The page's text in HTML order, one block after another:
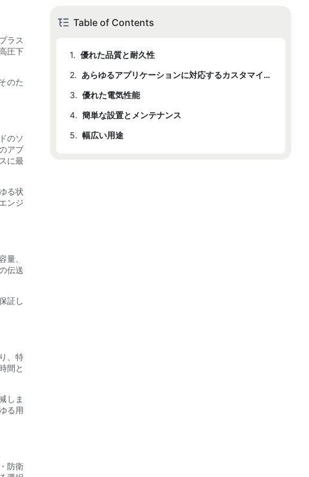
ラス
圧下
のた
のソ
アプ
に最
る状
ンジ
量、
伝送
証し
、特
間と
しま
る用
防衛
Table of Contents
1. 優れた品質と耐久性
2.
あらゆるアプリケーションに対応するカスタマイズ可能なソリューション
3. 優れた電気性能
4. 簡単な設置とメンテナンス
5. 幅広い用途